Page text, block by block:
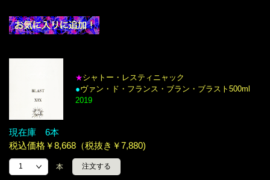
★シャトー・レスティニャック
●ヴァン・ド・フランス・ブラン・ブラスト500ml
2019
現在庫 6本
税込価格￥8,668（税抜き￥7,880)
本